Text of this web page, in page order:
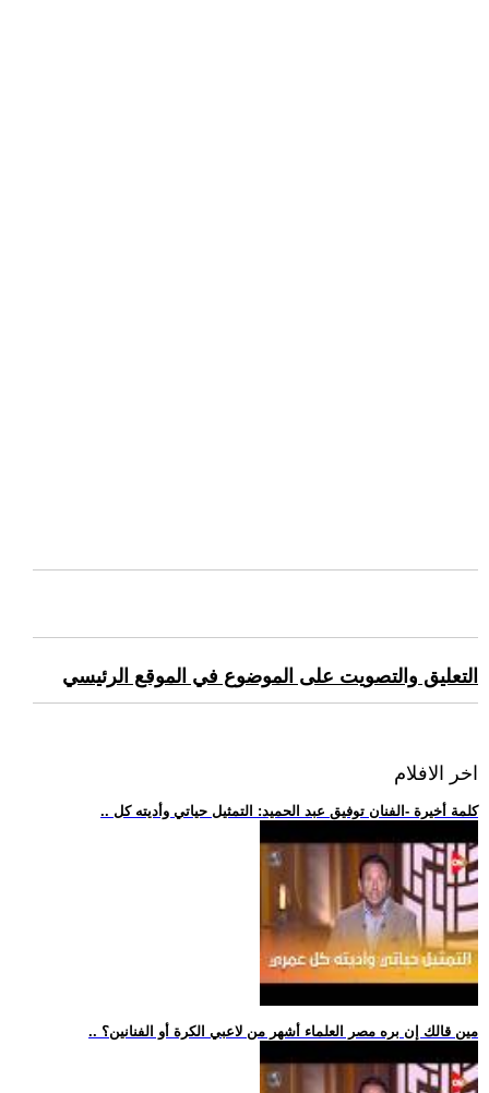
التعليق والتصويت على الموضوع في الموقع الرئيسي
اخر الافلام
.. كلمة أخيرة -الفنان توفيق عبد الحميد: التمثيل حياتي وأديته كل
.. مين قالك إن بره مصر العلماء أشهر من لاعبي الكرة أو الفنانين؟